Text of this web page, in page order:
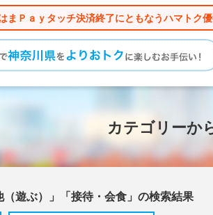
まＰａｙタッチ決済終了にともなうハマトク
カテゴリーか
（遊ぶ）」「接待・会食」の検索結果